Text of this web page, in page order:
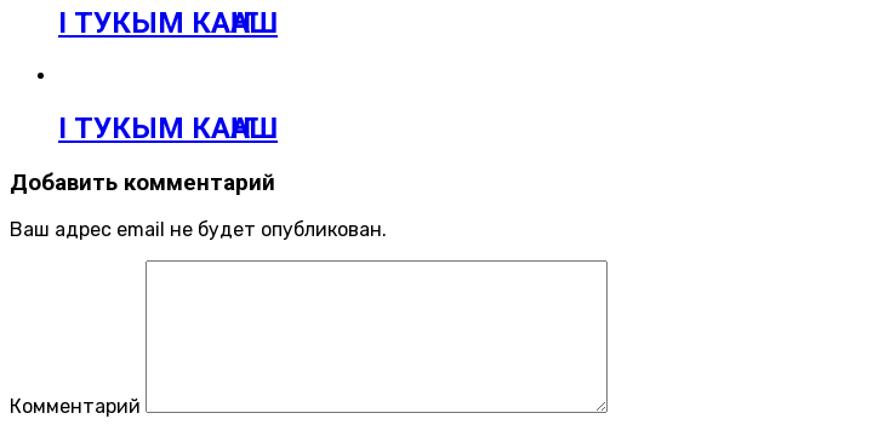
I ТУКЫМ КАҤАШ
I ТУКЫМ КАҤАШ
Добавить комментарий
Ваш адрес email не будет опубликован.
Комментарий